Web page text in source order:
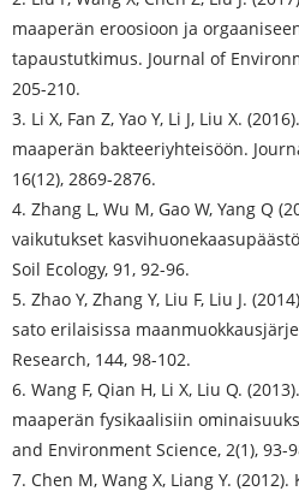
maaperän eroosioon ja
tapaustutkimus. Journal of
205-210.
3. Li X, Fan Z, Yao Y, Li J, Liu X.
maaperän bakteeriyhteisöön.
16(12), 2869-2876.
4. Zhang L, Wu M, Gao W, Yang Q
vaikutukset
Soil Ecology, 91, 92-96.
5. Zhao Y, Zhang Y, Liu F, Liu J.
sato erilaisissa
Research, 144, 98-102.
6. Wang F, Qian H, Li X, Liu Q.
maaperän fysikaalisiin
and Environment Science, 2(1), 93-
7. Chen M, Wang X, Liang Y.